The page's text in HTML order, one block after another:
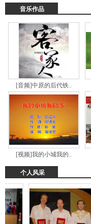
音乐作品
[音频]中原的后代铁..
[视频]我的小城我的..
个人风采